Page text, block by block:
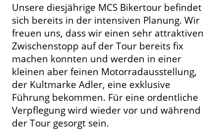
Unsere diesjährige MCS Bikertour befindet
sich bereits in der intensiven Planung. Wir
freuen uns, dass wir einen sehr attraktiven
Zwischenstopp auf der Tour bereits fix
machen konnten und werden in einer
kleinen aber feinen Motorradausstellung,
der Kultmarke Adler, eine exklusive
Führung bekommen. Für eine ordentliche
Verpflegung wird wieder vor und während
der Tour gesorgt sein.